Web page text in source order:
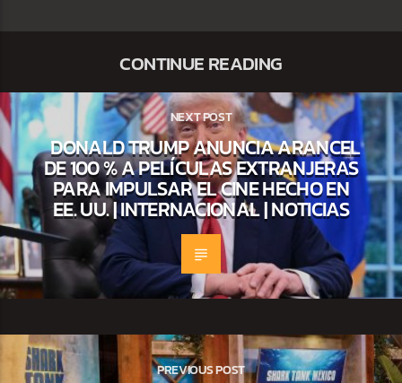
CONTINUE READING
NEXT POST
DONALD TRUMP ANUNCIA ARANCEL
DE 100 % A PELÍCULAS EXTRANJERAS
PARA IMPULSAR EL CINE HECHO EN
EE. UU. | INTERNACIONAL | NOTICIAS
PREVIOUS POST